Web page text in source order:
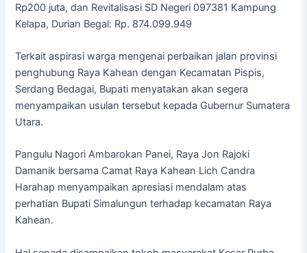
Rp200 juta, dan Revitalisasi SD Negeri 097381 Kampung
Kelapa, Durian Begal: Rp. 874.099.949
Terkait aspirasi warga mengenai perbaikan jalan provinsi
penghubung Raya Kahean dengan Kecamatan Pispis,
Serdang Bedagai, Bupati menyatakan akan segera
menyampaikan usulan tersebut kepada Gubernur Sumatera
Utara.
Pangulu Nagori Ambarokan Panei, Raya Jon Rajoki
Damanik bersama Camat Raya Kahean Lich Candra
Harahap menyampaikan apresiasi mendalam atas
perhatian Bupati Simalungun terhadap kecamatan Raya
Kahean.